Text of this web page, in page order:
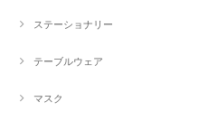
ステーショナリー
テーブルウェア
マスク